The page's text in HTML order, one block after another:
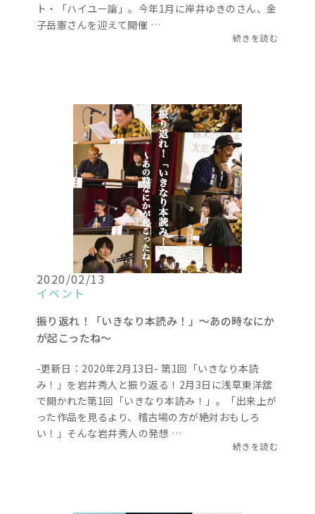
ト・「ハイユー論」。今年1月に岸井ゆきのさん、金
子岳憲さんを迎えて開催 …
続きを読む
2020/02/13
イベント
振り返れ！「いきなり本読み！」〜あの時なにか
が起こったね〜
-更新日：2020年2月13日- 第1回「いきなり本読
み！」を岩井秀人と振り返る！2月3日に浅草東洋舘
で開かれた第1回「いきなり本読み！」。「出来上が
った作品を見るより、稽古場の方が絶対おもしろ
い！」そんな岩井秀人の発想 …
続きを読む